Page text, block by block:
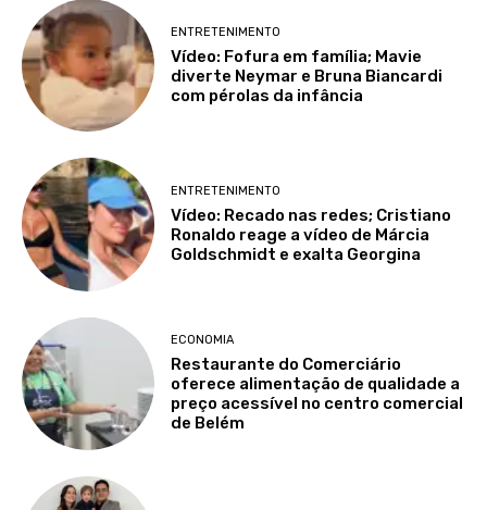
ENTRETENIMENTO
Vídeo: Fofura em família; Mavie
diverte Neymar e Bruna Biancardi
com pérolas da infância
ENTRETENIMENTO
Vídeo: Recado nas redes; Cristiano
Ronaldo reage a vídeo de Márcia
Goldschmidt e exalta Georgina
ECONOMIA
Restaurante do Comerciário
oferece alimentação de qualidade a
preço acessível no centro comercial
de Belém